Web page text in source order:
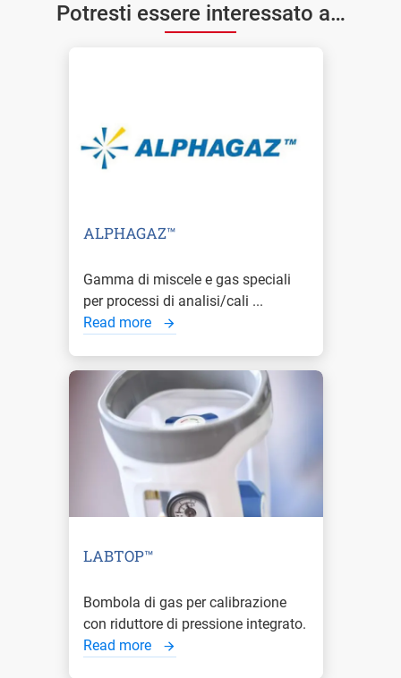
Potresti essere interessato a…
ALPHAGAZ™
Gamma di miscele e gas speciali
per processi di analisi/cali ...
Read more
LABTOP™
Bombola di gas per calibrazione
con riduttore di pressione integrato.
Read more